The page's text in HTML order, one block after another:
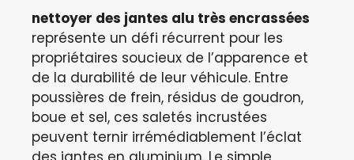
nettoyer des jantes alu très encrassées
représente un défi récurrent pour les
propriétaires soucieux de l’apparence et
de la durabilité de leur véhicule. Entre
poussières de frein, résidus de goudron,
boue et sel, ces saletés incrustées
peuvent ternir irrémédiablement l’éclat